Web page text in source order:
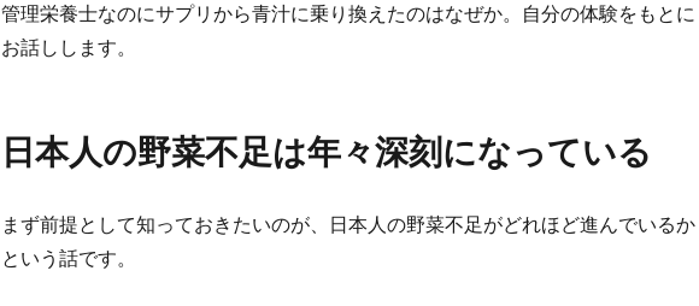
管理栄養士なのにサプリから青汁に乗り換えたのはなぜか。自分の体験をもとに
お話しします。
日本人の野菜不足は年々深刻になっている
まず前提として知っておきたいのが、日本人の野菜不足がどれほど進んでいるか
という話です。